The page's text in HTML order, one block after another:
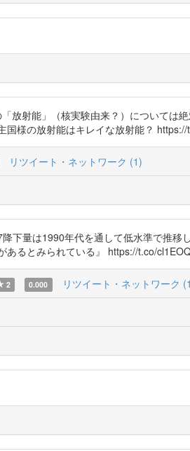
放射能」（核実験由来？）については
様の放射能はキレイな放射能？
リツイート・ネットワーク (1)
下量は1990年代を通して低水準で推
るとみられている』 https://t.co/
2 0.000 リツイート・ネットワーク